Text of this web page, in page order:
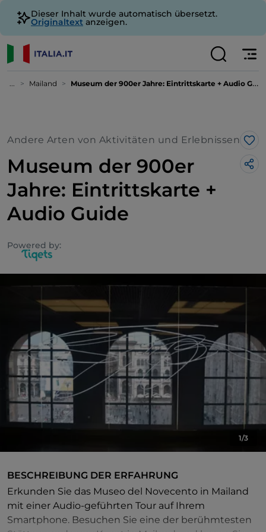
Dieser Inhalt wurde automatisch übersetzt.
Originaltext anzeigen.
... Mailand Museum der 900er Jahre: Eintrittskarte + Audio Guide
Andere Arten von Aktivitäten und Erlebnissen
Museum der 900er
Jahre: Eintrittskarte +
Audio Guide
Powered by:
1/3
BESCHREIBUNG DER ERFAHRUNG
Erkunden Sie das Museo del Novecento in Mailand
mit einer Audio-geführten Tour auf Ihrem
Smartphone. Besuchen Sie eine der berühmtesten